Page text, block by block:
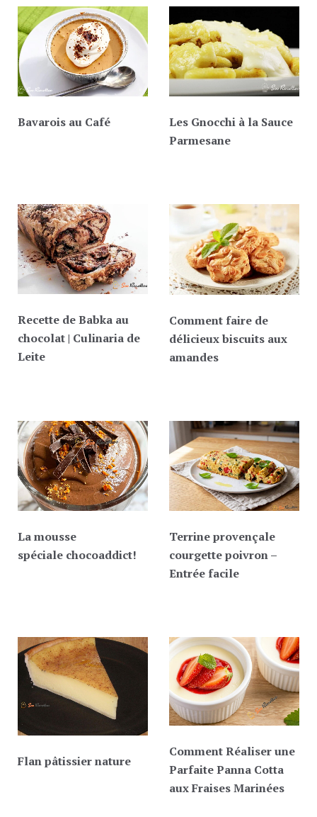
Bavarois au Café
Les Gnocchi à la Sauce
Parmesane
Recette de Babka au
chocolat | Culinaria de
Leite
Comment faire de
délicieux biscuits aux
amandes
La mousse
spéciale chocoaddict!
Terrine provençale
courgette poivron –
Entrée facile
Flan pâtissier nature
Comment Réaliser une
Parfaite Panna Cotta
aux Fraises Marinées